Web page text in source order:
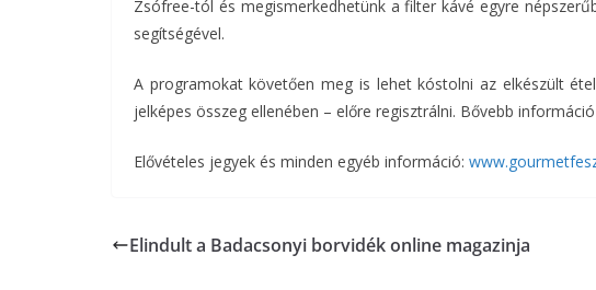
Zsófree-tól és megismerkedhetünk a filter kávé egyre
segítségével.
A programokat követően meg is lehet kóstolni az elkészült
jelképes összeg ellenében – előre regisztrálni. Bővebb információ
Elővételes jegyek és minden egyéb információ:
Elindult a Badacsonyi borvidék online magazinja